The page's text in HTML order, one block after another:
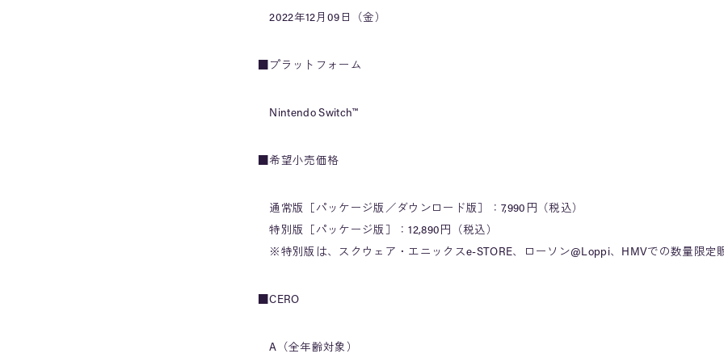
2022年12月09日（金）
■プラットフォーム
Nintendo Switch™
■希望小売価格
通常版［パッケージ版／ダウンロード版］：7,990円（税込）
特別版［パッケージ版］：12,890円（税込）
※特別版は、スクウェア・エニックスe-STORE、ローソン@Loppi、HMVでの数量限定
■CERO
A（全年齢対象）